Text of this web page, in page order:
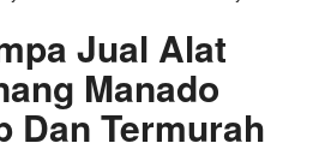
Jual Alat
Manado
Dan Termurah